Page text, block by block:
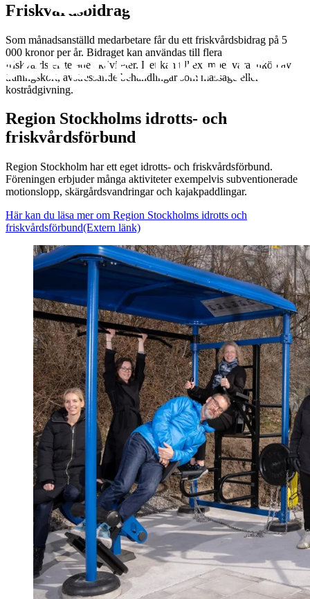
Friskvårdsbidrag
Som månadsanställd medarbetare får du ett friskvårdsbidrag på 5
000 kronor per år. Bidraget kan användas till flera
friskvårdsrelaterade aktiviteter. Det kan till exempel vara inköp av
träningskort, avstressande behandlingar som massage eller
kostrådgivning.
Region Stockholms idrotts- och
friskvårdsförbund
Region Stockholm har ett eget idrotts- och friskvårdsförbund.
Föreningen erbjuder många aktiviteter exempelvis subventionerade
motionslopp, skärgårdsvandringar och kajakpaddlingar.
Här kan du läsa mer om Region Stockholms idrotts och
friskvårdsförbund(Extern länk)